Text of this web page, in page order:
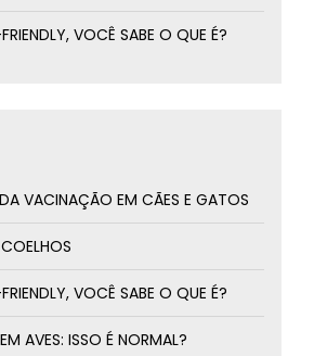
VOCÊ SABE O QUE É?
DA VACINAÇÃO EM CÃES E GATOS
VOCÊ SABE O QUE É?
EM AVES: ISSO É NORMAL?